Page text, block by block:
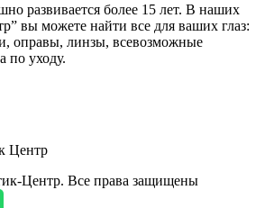
развивается более 15 лет. В наших
вы можете найти все для ваших глаз:
оправы, линзы, всевозможные
по уходу.
Центр
Центр. Все права защищены